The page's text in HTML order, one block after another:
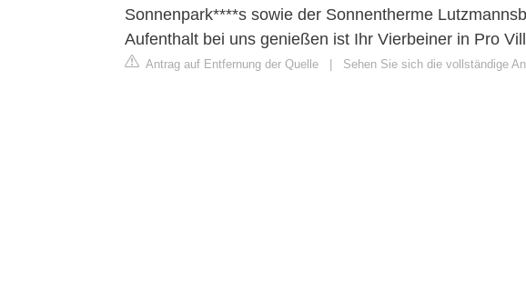
Sonnenpark****s sowie der Sonnentherme
Aufenthalt bei uns genießen ist Ihr Vierbeiner in Pro
Antrag auf Entfernung der Quelle Sehen Sie sich die vollständige